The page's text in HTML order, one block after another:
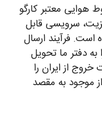
هوایی معتبر کارگو
سرویسی قابل
است. فرآیند ارسال
دفتر ما تحویل
از ایران را
موجود به مقصد